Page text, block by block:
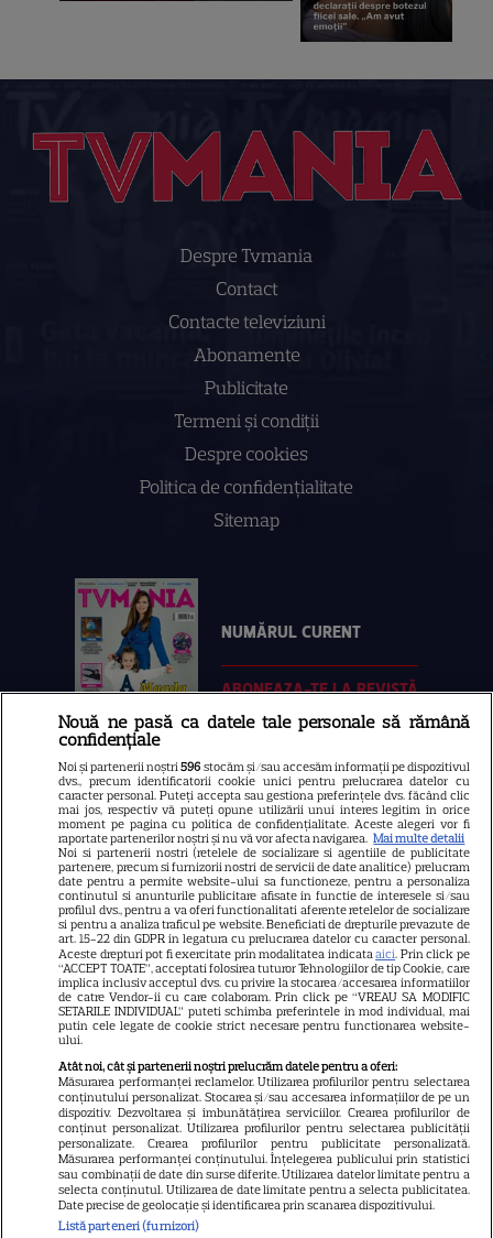
Despre Tvmania
Contact
Contacte televiziuni
Abonamente
Publicitate
Termeni și condiții
Despre cookies
Politica de confidenţialitate
Sitemap
NUMĂRUL CURENT
ABONEAZA-TE LA REVISTĂ
Libertatea
Libertatea pentru femei
GSP
Știri mondene
Avantaje
Elle
Unica
Retete practice
URMĂREȘTE-NE PE
Copyright2026Ringier Romania – Toate Drepturile rezervate
Nouă ne pasă ca datele tale personale să rămână
confidențiale
Noi și partenerii noștri596 stocăm și/sau accesăm informații pe dispozitivul
dvs., precum identificatorii cookie unici pentru prelucrarea datelor cu
caracter personal. Puteți accepta sau gestiona preferințele dvs. făcând clic
mai jos, respectiv vă puteți opune utilizării unui interes legitim în orice
moment pe pagina cu politica de confidențialitate. Aceste alegeri vor fi
raportate partenerilor noștri și nu vă vor afecta navigarea. Mai multe detalii
Noi si partenerii nostri (retelele de socializare si agentiile de publicitate
partenere, precum si furnizorii nostri de servicii de date analitice) prelucram
date pentru a permite website-ului sa functioneze, pentru a personaliza
continutul si anunturile publicitare afisate in functie de interesele si/sau
profilul dvs., pentru a va oferi functionalitati aferente retelelor de socializare
si pentru a analiza traficul pe website. Beneficiati de drepturile prevazute de
art. 15-22 din GDPR in legatura cu prelucrarea datelor cu caracter personal.
Aceste drepturi pot fi exercitate prin modalitatea indicataaici. Prin click pe
“ACCEPT TOATE”, acceptati folosirea tuturor Tehnologiilor de tip Cookie, care
implica inclusiv acceptul dvs. cu privire la stocarea/accesarea informatiilor
de catre Vendor-ii cu care colaboram. Prin click pe “VREAU SA MODIFIC
SETARILE INDIVIDUAL” puteti schimba preferintele in mod individual, mai
putin cele legate de cookie strict necesare pentru functionarea website-
ului.
Atât noi, cât și partenerii noștri prelucrăm datele pentru a oferi:
Măsurarea performanței reclamelor. Utilizarea profilurilor pentru selectarea
conținutului personalizat. Stocarea și/sau accesarea informațiilor de pe un
dispozitiv. Dezvoltarea și îmbunătățirea serviciilor. Crearea profilurilor de
conținut personalizat. Utilizarea profilurilor pentru selectarea publicității
personalizate. Crearea profilurilor pentru publicitate personalizată.
Măsurarea performanței conținutului. Înțelegerea publicului prin statistici
sau combinații de date din surse diferite. Utilizarea datelor limitate pentru a
selecta conținutul. Utilizarea de date limitate pentru a selecta publicitatea.
Date precise de geolocație și identificarea prin scanarea dispozitivului.
Listă parteneri (furnizori)